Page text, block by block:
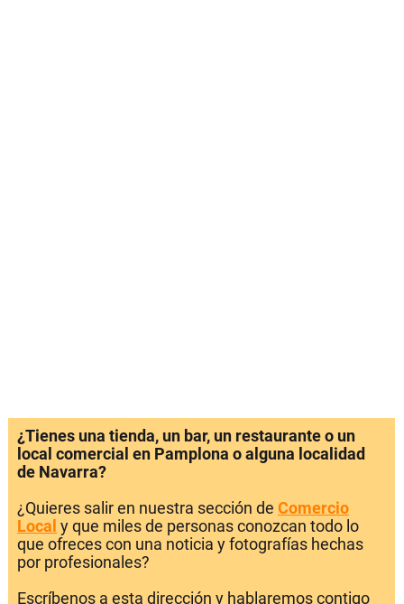
¿Tienes una tienda, un bar, un restaurante o un
local comercial en Pamplona o alguna localidad
de Navarra?
¿Quieres salir en nuestra sección de Comercio
Local y que miles de personas conozcan todo lo
que ofreces con una noticia y fotografías hechas
por profesionales?
Escríbenos a esta dirección y hablaremos contigo